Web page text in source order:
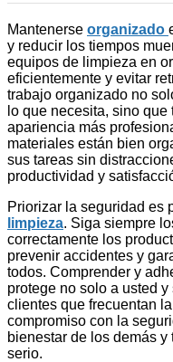
Mantenerse organizado
y reducir los tiempos
equipos de limpieza en
eficientemente y evitar
trabajo organizado no
lo que necesita, sino
apariencia más
materiales están bien
sus tareas sin
productividad y
Priorizar la seguridad es
limpieza. Siga siempre
correctamente los
prevenir accidentes y
todos. Comprender y
protege no solo a usted
clientes que frecuentan
compromiso con la
bienestar de los demás
serio.